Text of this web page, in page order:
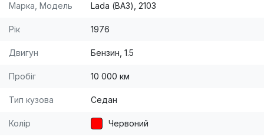
багажника дистанційно з пульта...... Машина
бомба...Ухожена....Жалко продавати но потрібні
залью ще фотки і відео
Марка, Модель Lada (ВАЗ), 2103
Рік 1976
Двигун Бензин, 1.5
Пробіг 10 000 км
Тип кузова Седан
Колір Червоний